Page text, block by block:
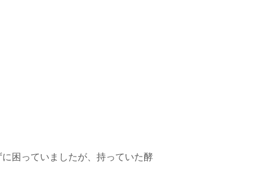
困っていましたが、持っていた酵